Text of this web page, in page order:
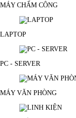
MÁY CHẤM CÔNG
LAPTOP
PC - SERVER
MÁY VĂN PHÒNG